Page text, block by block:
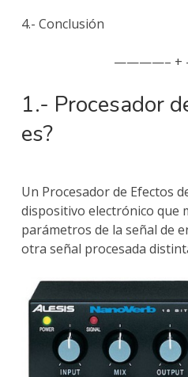
4.- Conclusión
————–
1.- Procesador
es?
Un Procesador de Efectos
dispositivo electrónico que
parámetros de la señal de
otra señal procesada